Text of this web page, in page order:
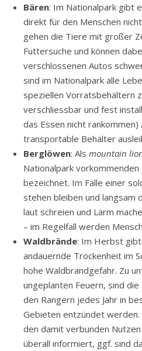
Bären: Im Nationalpark gibt
direkt für den Menschen
gehen die Tiere mit großer
Futtersuche und können
verschlossenen Autos
sind im Nationalpark alle
speziellen Vorratsbehältern
verschliessbar und fest
das Essen nicht
transportable Behälter
Berglöwen: Als mountain
Nationalpark
bezeichnet. Im Falle einer
stehen bleiben und langsam
laut schreien und Lärm
– im Regelfall werden
Waldbrände: Im Herbst
andauernde Trockenheit im
hohe Waldbrandgefahr. Zu
ungeplanten Feuern, sind
den Rangern jedes Jahr in
Gebieten entzündet werden.
den damit verbunden
überall informiert, ggf. sind